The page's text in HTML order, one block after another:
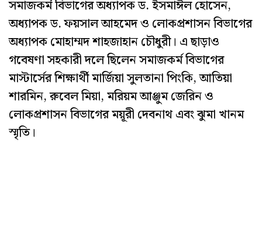
সমাজকর্ম বিভাগের অধ্যাপক ড. ইসমাঈল হোসেন,
অধ্যাপক ড. ফয়সাল আহমেদ ও লোকপ্রশাসন বিভাগের
অধ্যাপক মোহাম্মদ শাহজাহান চৌধুরী। এ ছাড়াও
গবেষণা সহকারী দলে ছিলেন সমাজকর্ম বিভাগের
মাস্টার্সের শিক্ষার্থী মার্জিয়া সুলতানা পিংকি, আতিয়া
শারমিন, রুবেল মিয়া, মরিয়ম আঞ্জুম জেরিন ও
লোকপ্রশাসন বিভাগের ময়ূরী দেবনাথ এবং ঝুমা খানম
স্মৃতি।